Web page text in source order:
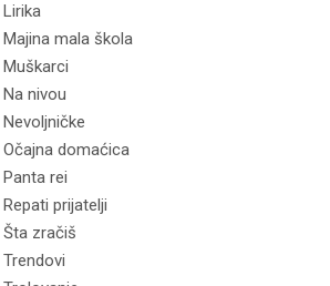
Lirika
Majina mala škola
Muškarci
Na nivou
Nevoljničke
Očajna domaćica
Panta rei
Repati prijatelji
Šta zračiš
Trendovi